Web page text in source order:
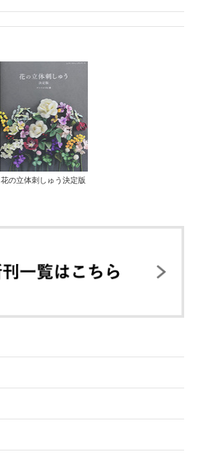
花の立体刺しゅう決定版